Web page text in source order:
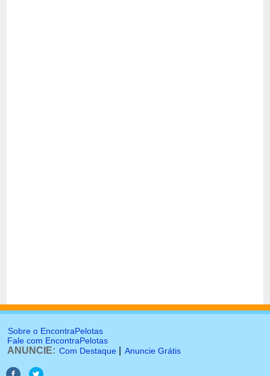
Sobre o EncontraPelotas
Fale com EncontraPelotas
ANUNCIE: Com Destaque Anuncie Grátis